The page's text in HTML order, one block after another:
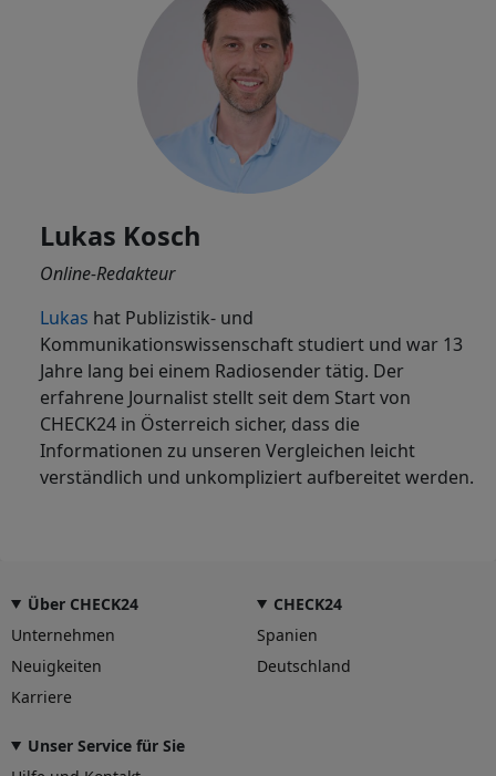
Lukas Kosch
Online-Redakteur
Lukas hat Publizistik- und
Kommunikationswissenschaft studiert und war 13
Jahre lang bei einem Radiosender tätig. Der
erfahrene Journalist stellt seit dem Start von
CHECK24 in Österreich sicher, dass die
Informationen zu unseren Vergleichen leicht
verständlich und unkompliziert aufbereitet werden.
Über CHECK24
Unternehmen
Neuigkeiten
Karriere
CHECK24
Spanien
Deutschland
Unser Service für Sie